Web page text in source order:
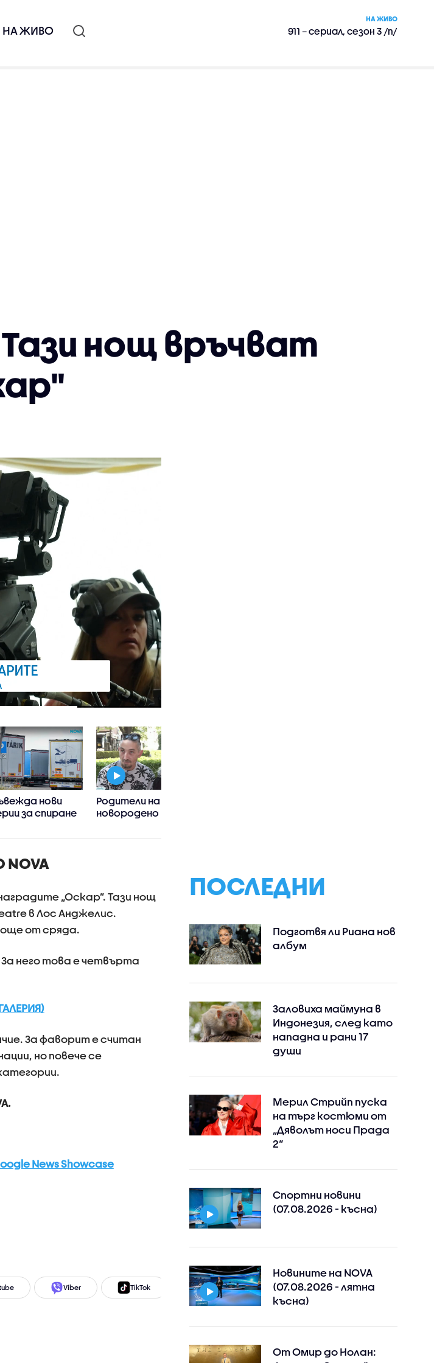
НА ЖИВО
НА ЖИВО
911 – сериал, сезон 3 /п/
нощ връчват
нови
за спиране
Родители на
новородено и
взаимни обвинения за
„Оскар”. Тази нощ
в Лос Анджелис.
от сряда.
него това е четвърта
За фаворит е считан
но повече се
News Showcase
Viber TikTok Instagram Facebook
ПОСЛЕДНИ
Подготвя ли Риана нов
албум
Заловиха маймуна в
Индонезия, след като
нападна и рани 17
души
Мерил Стрийп пуска
на търг костюми от
„Дяволът носи Прада
2“
Спортни новини
(07.08.2026 - късна)
Новините на NOVA
(07.08.2026 - лятна
късна)
От Омир до Нолан: